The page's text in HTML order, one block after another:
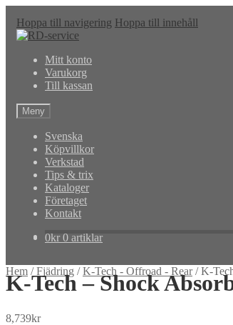
Hoppa till navigering Hoppa till innehåll
Mitt konto
Varukorg
Till kassan
Meny
Svenska
Köpvillkor
Verkstad
Tips & trix
Kataloger
Företaget
Kontakt
0kr 0 artiklar
Hem /Fjädring /K-Tech - Offroad - Rear/K-
K-Tech – Shock
8,739kr